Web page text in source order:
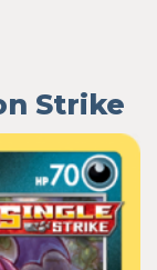
Strike